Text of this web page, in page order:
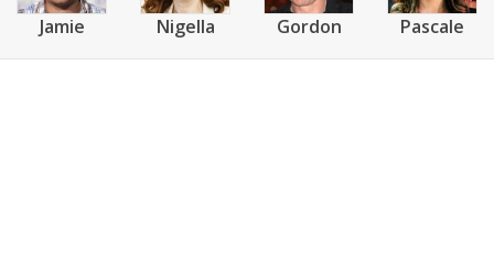
Jamie Nigella Gordon Pascale